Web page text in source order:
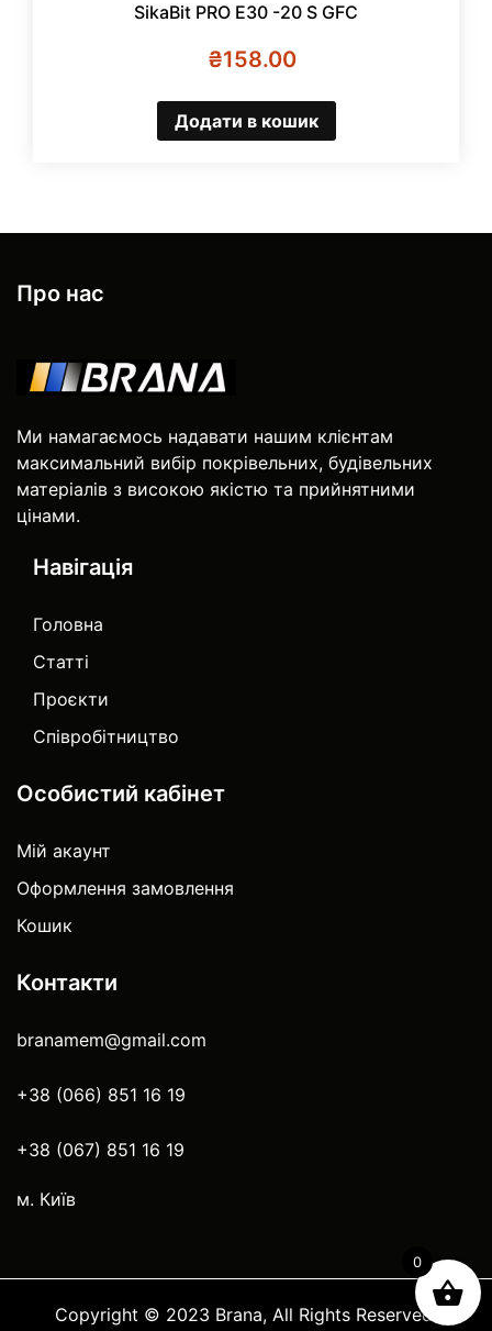
SikaBit PRO E30 -20 S GFC
₴158.00
Додати в кошик
Про нас
Ми намагаємось надавати нашим клієнтам
максимальний вибір покрівельних, будівельних
матеріалів з високою якістю та прийнятними
цінами.
Навігація
Головна
Статті
Проєкти
Співробітництво
Особистий кабінет
Мій акаунт
Оформлення замовлення
Кошик
Контакти
branamem@gmail.com
+38 (066) 851 16 19
+38 (067) 851 16 19
м. Київ
Copyright © 2023 Brana, All Rights Reserved.
0